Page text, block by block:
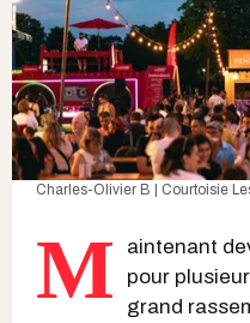
Charles-Olivier B | Courtoisie
M
aintenant
pour
grand